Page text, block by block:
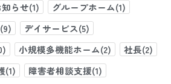
らせ(1)
グループホーム(1)
デイサービス(5)
小規模多機能ホーム(2)
社長(2)
(1) 障害者相談支援(1)